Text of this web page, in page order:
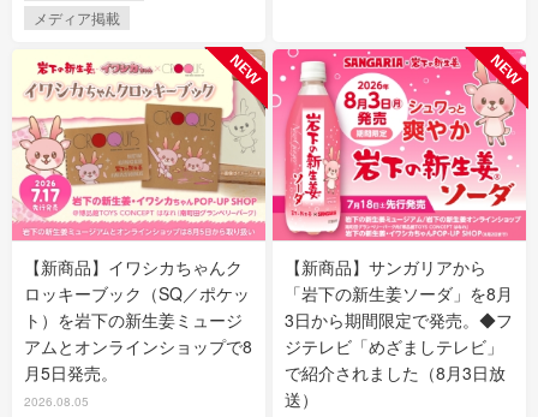
メディア掲載
【新商品】イワシカちゃんク
ロッキーブック（SQ／ポケッ
ト）を岩下の新生姜ミュージ
アムとオンラインショップで8
月5日発売。
2026.08.05
【新商品】サンガリアから
「岩下の新生姜ソーダ」を8月
3日から期間限定で発売。◆フ
ジテレビ「めざましテレビ」
で紹介されました（8月3日放
送）